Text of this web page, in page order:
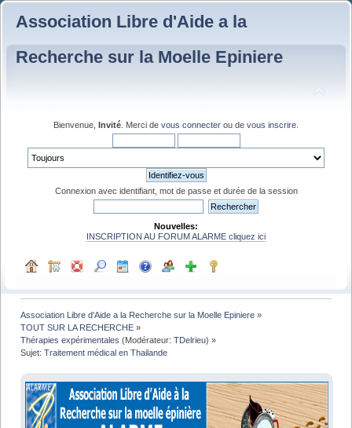
Association Libre d'Aide a la
Recherche sur la Moelle Epiniere
Bienvenue, Invité . Merci de vous connecter ou de vous inscrire
Connexion avec identifiant, mot de passe et durée de la session
Nouvelles:
INSCRIPTION AU FORUM ALARME cliquez ici
Association Libre d'Aide a la Recherche sur la Moelle Epiniere »
TOUT SUR LA RECHERCHE »
Thérapies expérimentales (Modérateur:TDelrieu) »
Sujet:Traitement médical en Thailande